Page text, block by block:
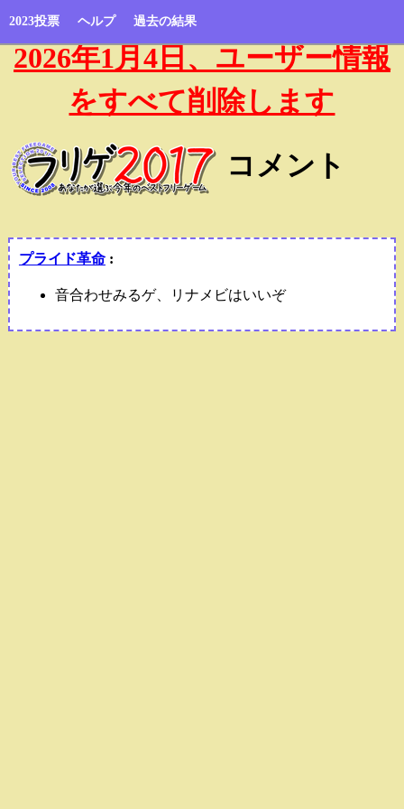
2023投票 ヘルプ 過去の結果
2026年1月4日、ユーザー情報
をすべて削除します
コメント
プライド革命:
音合わせみるゲ、リナメビはいいぞ